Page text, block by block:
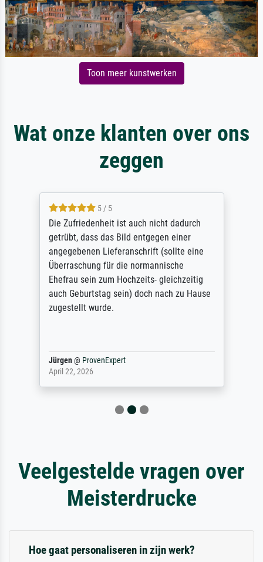
Toon meer kunstwerken
Wat onze klanten over ons
zeggen
5 / 5
Die Zufriedenheit ist auch nicht dadurch
getrübt, dass das Bild entgegen einer
angegebenen Lieferanschrift (sollte eine
Überraschung für die normannische
Ehefrau sein zum Hochzeits- gleichzeitig
auch Geburtstag sein) doch nach zu Hause
zugestellt wurde.
Jürgen@ ProvenExpert
April 22, 2026
Veelgestelde vragen over
Meisterdrucke
Hoe gaat personaliseren in zijn werk?